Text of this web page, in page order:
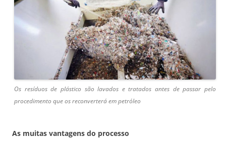
Os resíduos de plástico são lavados e tratados antes de passar pelo
procedimento que os reconverterá em petróleo
As muitas vantagens do processo